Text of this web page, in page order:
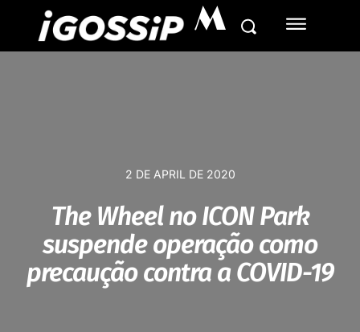
M
2 DE APRIL DE 2020
The Wheel no ICON Park
suspende operação como
precaução contra a COVID-19